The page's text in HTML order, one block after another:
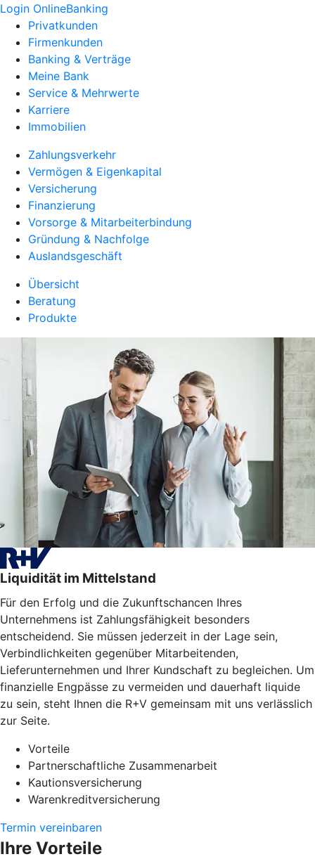
Login OnlineBanking
Privatkunden
Firmenkunden
Banking & Verträge
Meine Bank
Service & Mehrwerte
Karriere
Immobilien
Zahlungsverkehr
Vermögen & Eigenkapital
Versicherung
Finanzierung
Vorsorge & Mitarbeiterbindung
Gründung & Nachfolge
Auslandsgeschäft
Übersicht
Beratung
Produkte
Liquidität im Mittelstand
Für den Erfolg und die Zukunftschancen Ihres
Unternehmens ist Zahlungsfähigkeit besonders
entscheidend. Sie müssen jederzeit in der Lage sein,
Verbindlichkeiten gegenüber Mitarbeitenden,
Lieferunternehmen und Ihrer Kundschaft zu begleichen. Um
finanzielle Engpässe zu vermeiden und dauerhaft liquide
zu sein, steht Ihnen die R+V gemeinsam mit uns verlässlich
zur Seite.
Vorteile
Partnerschaftliche Zusammenarbeit
Kautionsversicherung
Warenkreditversicherung
Termin vereinbaren
Ihre Vorteile